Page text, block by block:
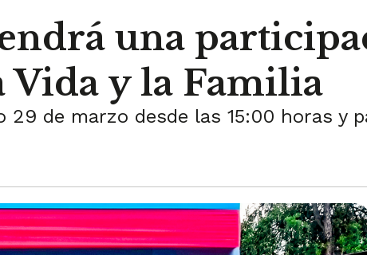
una
Vida y la Familia
29 de marzo desde las 15:00 horas y